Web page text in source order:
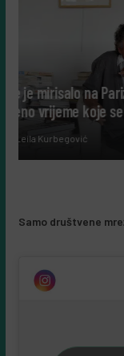
Bueb i
u sjećanje
Samo društvene